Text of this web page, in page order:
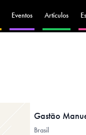
Eventos Artículos
Brasil